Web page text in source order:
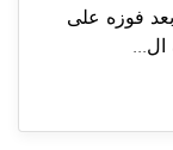
فوزه على